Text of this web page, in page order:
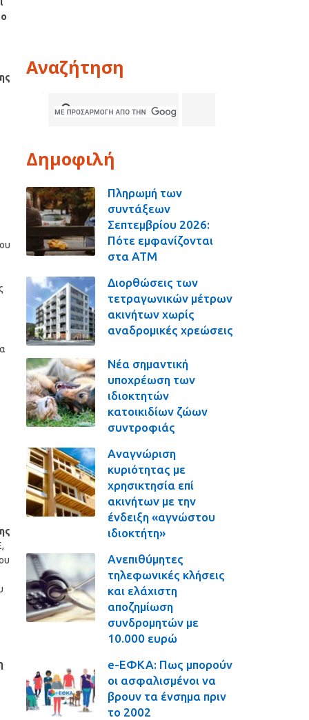
Αναζήτηση
Δημοφιλή
Πληρωμή των
συντάξεων
Σεπτεμβρίου 2026:
Πότε εμφανίζονται
στα ΑΤΜ
Διορθώσεις των
τετραγωνικών μέτρων
ακινήτων χωρίς
αναδρομικές χρεώσεις
Νέα σημαντική
υποχρέωση των
ιδιοκτητών
κατοικιδίων ζώων
συντροφιάς
Αναγνώριση
κυριότητας με
χρησικτησία επί
ακινήτων με την
ένδειξη «αγνώστου
ιδιοκτήτη»
Ανεπιθύμητες
τηλεφωνικές κλήσεις
και ελάχιστη
αποζημίωση
συνδρομητών με
10.000 ευρώ
e-ΕΦΚΑ: Πως μπορούν
οι ασφαλισμένοι να
βρουν τα ένσημα πριν
το 2002